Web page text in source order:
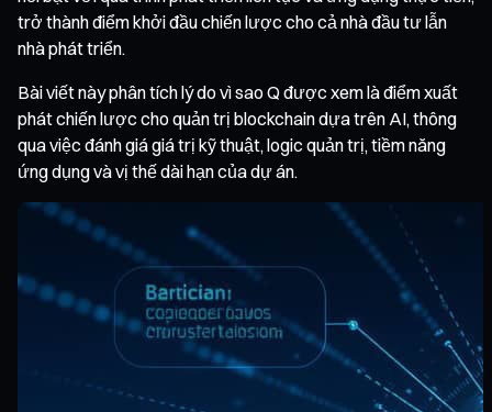
trở thành điểm khởi đầu chiến lược cho cả nhà đầu tư lẫn
nhà phát triển.
Bài viết này phân tích lý do vì sao Q được xem là điểm xuất
phát chiến lược cho quản trị blockchain dựa trên AI, thông
qua việc đánh giá giá trị kỹ thuật, logic quản trị, tiềm năng
ứng dụng và vị thế dài hạn của dự án.